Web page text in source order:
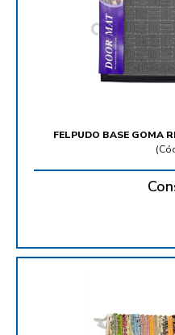
FELPUDO BASE GOMA
(